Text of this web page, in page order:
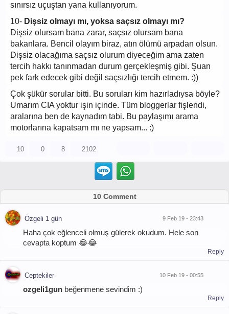
sınırsız uçuştan yana kullanıyorum.
10- Dişsiz olmayı mı, yoksa saçsız olmayı mı?
Dişsiz olursam bana zarar, saçsız olursam bana
bakanlara. Bencil olayım biraz, atın ölümü arpadan olsun.
Dişsiz olacağıma saçsız olurum diyeceğim ama zaten
tercih hakkı tanınmadan durum gerçekleşmiş gibi. Şuan
pek fark edecek gibi değil saçsızlığı tercih etmem. :))
Çok şükür sorular bitti. Bu soruları kim hazırladıysa böyle?
Umarım CIA yoktur işin içinde. Tüm bloggerlar fişlendi,
aralarına ben de kaynadım tabi. Bu paylaşımı arama
motorlarına kapatsam mı ne yapsam... :)
10 0 8 2102
10 Comment
Özgeli 1 gün 9 Feb 19 - 23:43
Haha çok eğlenceli olmuş gülerek okudum. Hele son
cevapta koptum 😂😂
Reply
Ceptekiler 10 Feb 19 - 00:55
ozgeli1gun beğenmene sevindim :)
Reply